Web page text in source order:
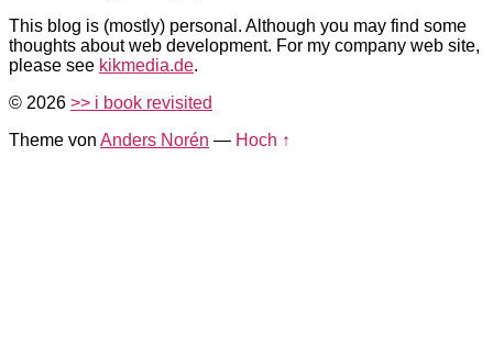
This blog is (mostly) personal. Although you may find some
thoughts about web development. For my company web site,
please see kikmedia.de.
© 2026 >> i book revisited
Theme von Anders Norén — Hoch ↑